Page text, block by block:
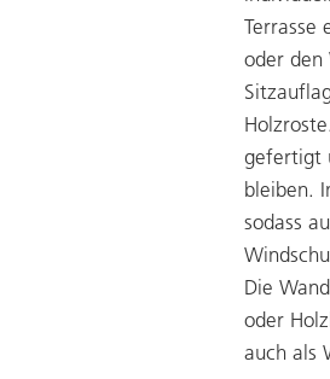
Terrasse
oder den
gefertigt
bleiben.
sodass
Die
oder
auch als